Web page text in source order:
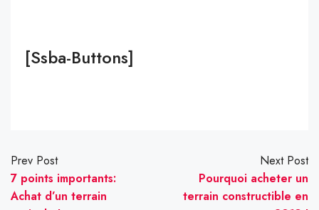
[ssba-Buttons]
Prev Post
7 points importants:
Achat d’un terrain
Next Post
Pourquoi acheter un
terrain constructible en